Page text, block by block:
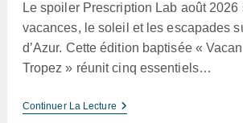
Le spoiler Prescription Lab août 2026
vacances, le soleil et les escapades
d’Azur. Cette édition baptisée «
Tropez » réunit cinq essentiels…
Continuer La LecturePrescription